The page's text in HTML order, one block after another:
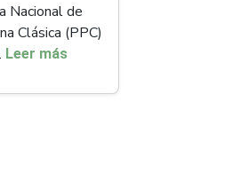
Nacional de
Clásica (PPC)
Leer más